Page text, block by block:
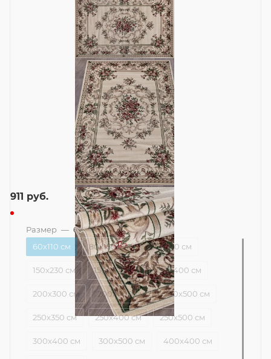
911 руб.
Размер — 60x110 см
60x110 см
80x150 см 100x200 см
150x230 см 150x300 см 150x400 см
200x300 см 200x400 см 200x500 см
250x350 см 250x400 см 250x500 см
300x400 см 300x500 см 400x400 см